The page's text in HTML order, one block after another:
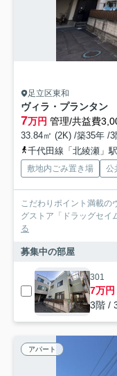
足立区東和
ヴィラ・プランタン
7万円 管理/共益費
33.84㎡ (2K) /築35年 /3
千代田線「北綾瀬」
敷地内ごみ置き場 公
こだわりポイント満載の
グストア「ドラッグセイ
る
募集中の部屋
301
7万円
3階 /
アパート